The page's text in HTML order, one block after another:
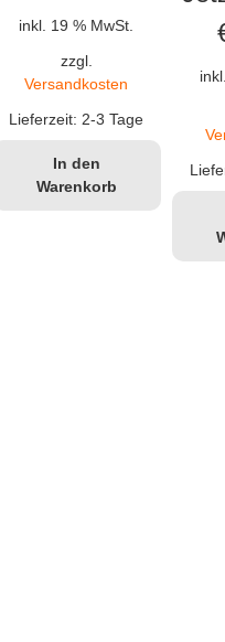
inkl. 19 % MwSt.
zzgl.
Versandkosten
Lieferzeit:2-3 Tage
In den
Warenkorb